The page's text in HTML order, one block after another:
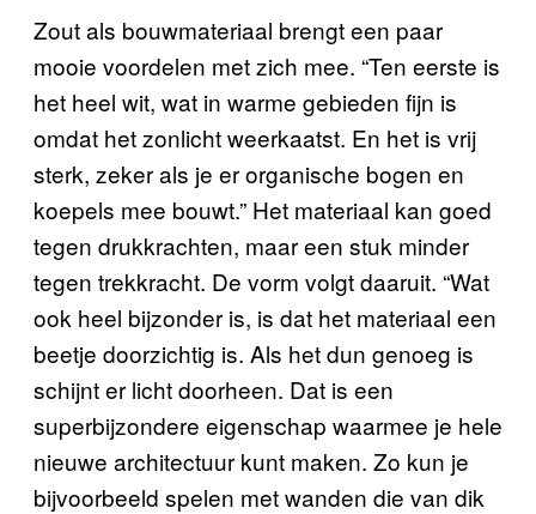
Zout als bouwmateriaal brengt een paar
mooie voordelen met zich mee. “Ten eerste is
het heel wit, wat in warme gebieden fijn is
omdat het zonlicht weerkaatst. En het is vrij
sterk, zeker als je er organische bogen en
koepels mee bouwt.” Het materiaal kan goed
tegen drukkrachten, maar een stuk minder
tegen trekkracht. De vorm volgt daaruit. “Wat
ook heel bijzonder is, is dat het materiaal een
beetje doorzichtig is. Als het dun genoeg is
schijnt er licht doorheen. Dat is een
superbijzondere eigenschap waarmee je hele
nieuwe architectuur kunt maken. Zo kun je
bijvoorbeeld spelen met wanden die van dik